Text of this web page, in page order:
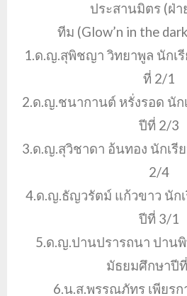
ประสานมิตร (ฝ่
ทีม (Glow’n in the
1.ด.ญ.สุพิชญา วิทยาพูล นักเ
ที่ 2/1
2.ด.ญ.ชนากานต์ หรั่งรอด นั
ปีที่ 2/3
3.ด.ญ.สุวิชาดา อ้นทอง นักเ
2/4
4.ด.ญ.ธัญวรัตม์ แก้วขาว นัก
ปีที่ 3/1
5.ด.ญ.ปานปรารถนา ปาน
มัธยมศึกษาปี
6.น.ส.พรรณภัทร เพียร